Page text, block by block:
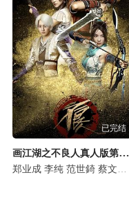
尹姝贻 侯雪龙 宋乃刚 王余阳
已完结
画江湖之不良人真人版第一季
郑业成 李纯 范世錡 蔡文静